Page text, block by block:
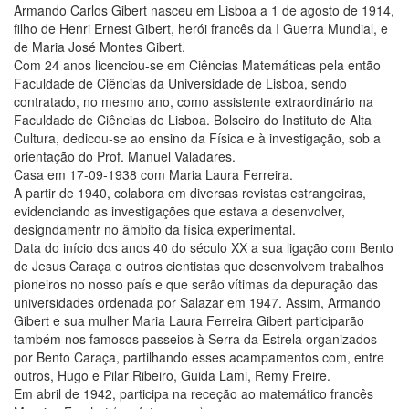
Armando Carlos Gibert nasceu em Lisboa a 1 de agosto de 1914,
filho de Henri Ernest Gibert, herói francês da I Guerra Mundial, e
de Maria José Montes Gibert.
Com 24 anos licenciou-se em Ciências Matemáticas pela então
Faculdade de Ciências da Universidade de Lisboa, sendo
contratado, no mesmo ano, como assistente extraordinário na
Faculdade de Ciências de Lisboa. Bolseiro do Instituto de Alta
Cultura, dedicou-se ao ensino da Física e à investigação, sob a
orientação do Prof. Manuel Valadares.
Casa em 17-09-1938 com Maria Laura Ferreira.
A partir de 1940, colabora em diversas revistas estrangeiras,
evidenciando as investigações que estava a desenvolver,
designdamentr no âmbito da física experimental.
Data do início dos anos 40 do século XX a sua ligação com Bento
de Jesus Caraça e outros cientistas que desenvolvem trabalhos
pioneiros no nosso país e que serão vítimas da depuração das
universidades ordenada por Salazar em 1947. Assim, Armando
Gibert e sua mulher Maria Laura Ferreira Gibert participarão
também nos famosos passeios à Serra da Estrela organizados
por Bento Caraça, partilhando esses acampamentos com, entre
outros, Hugo e Pilar Ribeiro, Guida Lami, Remy Freire.
Em abril de 1942, participa na receção ao matemático francês